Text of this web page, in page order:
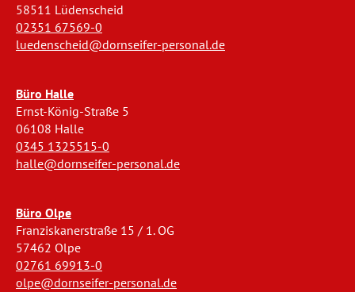
58511 Lüdenscheid
02351 67569-0
luedenscheid@dornseifer-personal.de
Büro Halle
Ernst-König-Straße 5
06108 Halle
0345 1325515-0
halle@dornseifer-personal.de
Büro Olpe
Franziskanerstraße 15 / 1. OG
57462 Olpe
02761 69913-0
olpe@dornseifer-personal.de